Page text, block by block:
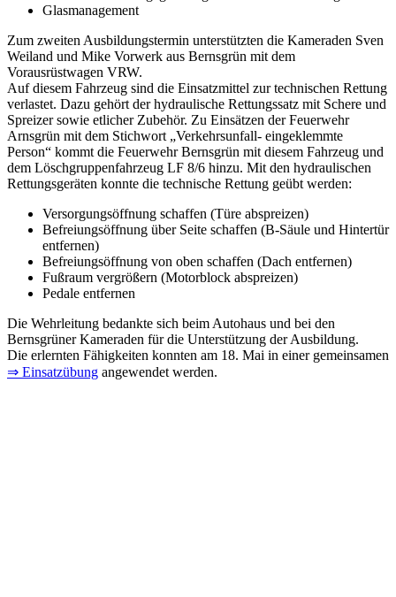
Glasmanagement
Zum zweiten Ausbildungstermin unterstützten die Kameraden Sven
Weiland und Mike Vorwerk aus Bernsgrün mit dem
Vorausrüstwagen VRW.
Auf diesem Fahrzeug sind die Einsatzmittel zur technischen Rettung
verlastet. Dazu gehört der hydraulische Rettungssatz mit Schere und
Spreizer sowie etlicher Zubehör. Zu Einsätzen der Feuerwehr
Arnsgrün mit dem Stichwort „Verkehrsunfall- eingeklemmte
Person“ kommt die Feuerwehr Bernsgrün mit diesem Fahrzeug und
dem Löschgruppenfahrzeug LF 8/6 hinzu. Mit den hydraulischen
Rettungsgeräten konnte die technische Rettung geübt werden:
Versorgungsöffnung schaffen (Türe abspreizen)
Befreiungsöffnung über Seite schaffen (B-Säule und Hintertür
entfernen)
Befreiungsöffnung von oben schaffen (Dach entfernen)
Fußraum vergrößern (Motorblock abspreizen)
Pedale entfernen
Die Wehrleitung bedankte sich beim Autohaus und bei den
Bernsgrüner Kameraden für die Unterstützung der Ausbildung.
Die erlernten Fähigkeiten konnten am 18. Mai in einer gemeinsamen
⇒ Einsatzübung angewendet werden.